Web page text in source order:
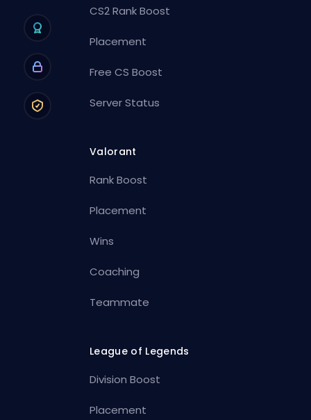
CS2 Rank Boost
Placement
Free CS Boost
Server Status
Valorant
Rank Boost
Placement
Wins
Coaching
Teammate
League of Legends
Division Boost
Placement